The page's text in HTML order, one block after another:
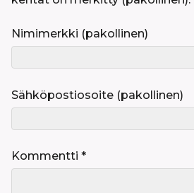
Nimimerkki
Sähköpostiosoite
Kommentti *